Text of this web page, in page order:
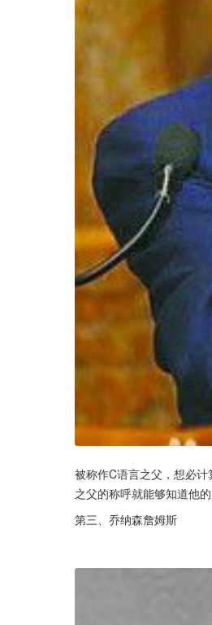
被称作C语言之父，想必
之父的称呼就能够知道他的
第三、乔纳森詹姆斯